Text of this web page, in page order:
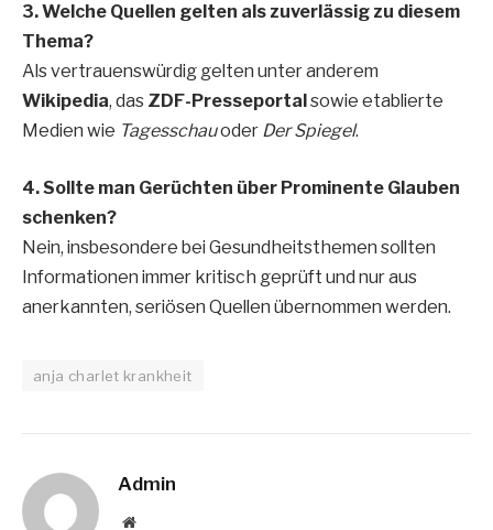
3. Welche Quellen gelten als zuverlässig zu diesem
Thema?
Als vertrauenswürdig gelten unter anderem
Wikipedia, das ZDF-Presseportal sowie etablierte
Medien wie Tagesschauoder Der Spiegel.
4. Sollte man Gerüchten über Prominente Glauben
schenken?
Nein, insbesondere bei Gesundheitsthemen sollten
Informationen immer kritisch geprüft und nur aus
anerkannten, seriösen Quellen übernommen werden.
anja charlet krankheit
Admin
Website